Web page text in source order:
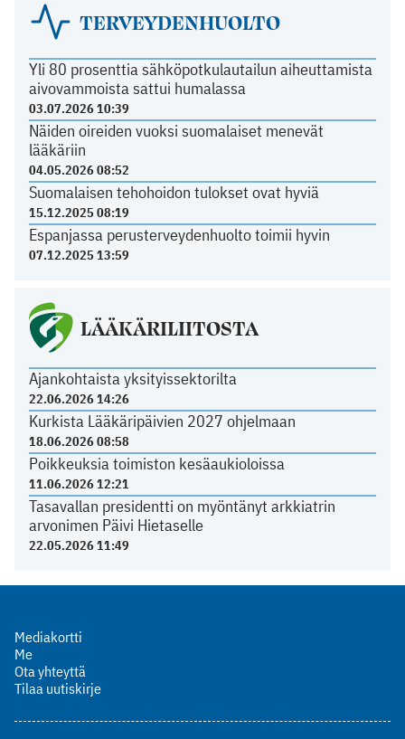
TERVEYDENHUOLTO
Yli 80 prosenttia sähköpotkulautailun aiheuttamista
aivovammoista sattui humalassa
03.07.2026 10:39
Näiden oireiden vuoksi suomalaiset menevät
lääkäriin
04.05.2026 08:52
Suomalaisen tehohoidon tulokset ovat hyviä
15.12.2025 08:19
Espanjassa perusterveydenhuolto toimii hyvin
07.12.2025 13:59
LÄÄKÄRILIITOSTA
Ajankohtaista yksityissektorilta
22.06.2026 14:26
Kurkista Lääkäripäivien 2027 ohjelmaan
18.06.2026 08:58
Poikkeuksia toimiston kesäaukioloissa
11.06.2026 12:21
Tasavallan presidentti on myöntänyt arkkiatrin
arvonimen Päivi Hietaselle
22.05.2026 11:49
Mediakortti
Me
Ota yhteyttä
Tilaa uutiskirje